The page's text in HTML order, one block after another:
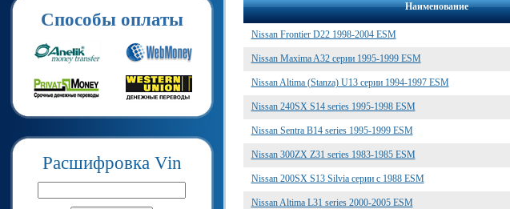
Способы оплаты
Расшифровка Vin
Наименование
Nissan Frontier D22 1998-2004 ESM
Nissan Maxima A32 серии 1995-1999 ESM
Nissan Altima (Stanza) U13 серии 1994-1997 ESM
Nissan 240SX S14 series 1995-1998 ESM
Nissan Sentra B14 series 1995-1999 ESM
Nissan 300ZX Z31 series 1983-1985 ESM
Nissan 200SX S13 Silvia серии c 1988 ESM
Nissan Altima L31 series 2000-2005 ESM